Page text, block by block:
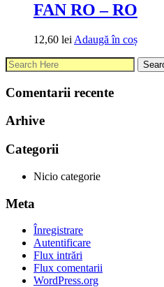
FAN RO – RO
12,60 lei Adaugă în coș
Comentarii recente
Arhive
Categorii
Nicio categorie
Meta
Înregistrare
Autentificare
Flux intrări
Flux comentarii
WordPress.org